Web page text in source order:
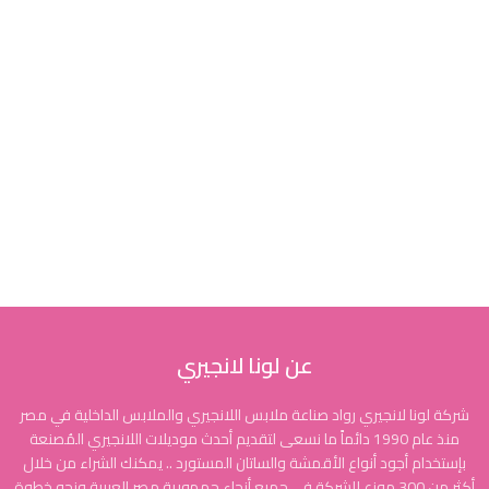
عن لونا لانجيري
شركة لونا لانجيري رواد صناعة ملابس اللانجيري والملابس الداخلية في مصر
منذ عام 1990 دائماً ما نسعى لتقديم أحدث موديلات اللانجيري المُصنعة
بإستخدام أجود أنواع الأقمشة والساتان المستورد .. يمكنك الشراء من خلال